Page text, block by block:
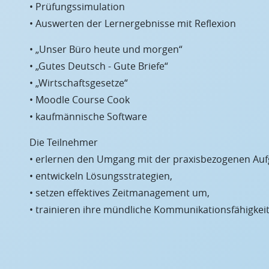
• Prüfungssimulation
• Auswerten der Lernergebnisse mit Reflexion
• „Unser Büro heute und morgen“
• „Gutes Deutsch - Gute Briefe“
• „Wirtschaftsgesetze“
• Moodle Course Cook
• kaufmännische Software
Die Teilnehmer
• erlernen den Umgang mit der praxisbezogenen
• entwickeln Lösungsstrategien,
• setzen effektives Zeitmanagement um,
• trainieren ihre mündliche